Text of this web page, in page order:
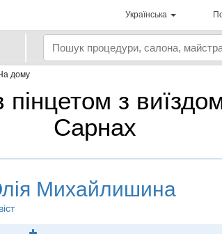
Українська
дому
пінцетом з
Сарнах
Михайлишина